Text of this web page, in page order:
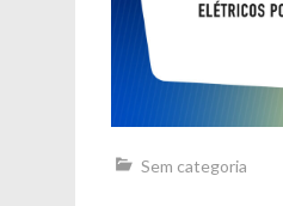
Sem categoria